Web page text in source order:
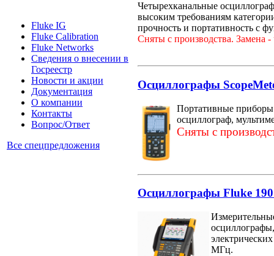
Fluke IG
Fluke Calibration
Fluke Networks
Сведения о внесении в
Госреестр
Новости и акции
Документация
О компании
Контакты
Вопрос/Ответ
Все спецпредложения
Четырехканальные
высоким требованиям
прочность и портативность с
Сняты с производства. Замена
Осциллографы
Портативные приборы
осциллограф,
Сняты с
Осциллографы Fluke
МГц.